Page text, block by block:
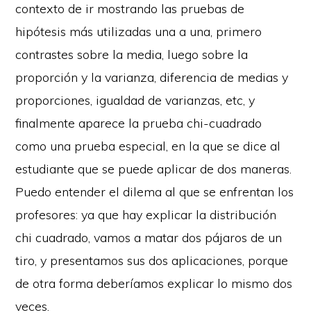
contexto de ir mostrando las pruebas de
hipótesis más utilizadas una a una, primero
contrastes sobre la media, luego sobre la
proporción y la varianza, diferencia de medias y
proporciones, igualdad de varianzas, etc, y
finalmente aparece la prueba chi-cuadrado
como una prueba especial, en la que se dice al
estudiante que se puede aplicar de dos maneras.
Puedo entender el dilema al que se enfrentan los
profesores: ya que hay explicar la distribución
chi cuadrado, vamos a matar dos pájaros de un
tiro, y presentamos sus dos aplicaciones, porque
de otra forma deberíamos explicar lo mismo dos
veces.